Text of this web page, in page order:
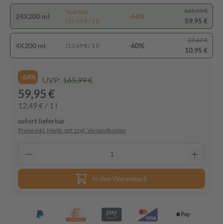
24X200 ml
Spartipp
(12,49 € / 1 l)
-64%
165,99 €
59,95 €
4X200 ml (13,69 € / 1 l) -60%
27,67 €
10,95 €
-64% UVP: 165,99 €
59,95 €
12,49 € / 1 l
sofort lieferbar
Preise inkl. MwSt. ggf. zzgl. Versandkosten
In den Warenkorb